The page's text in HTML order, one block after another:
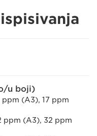
u boji)
ppm (A3), 17 ppm
ppm (A3), 32 ppm